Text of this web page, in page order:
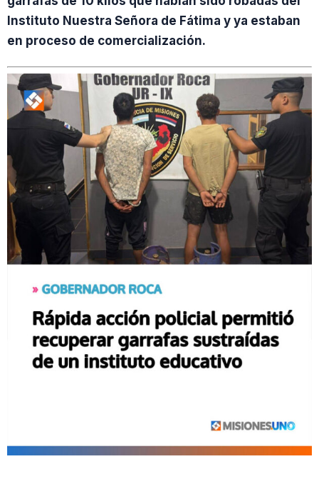
Instituto Nuestra Señora de Fátima y ya estaban
en proceso de comercialización.